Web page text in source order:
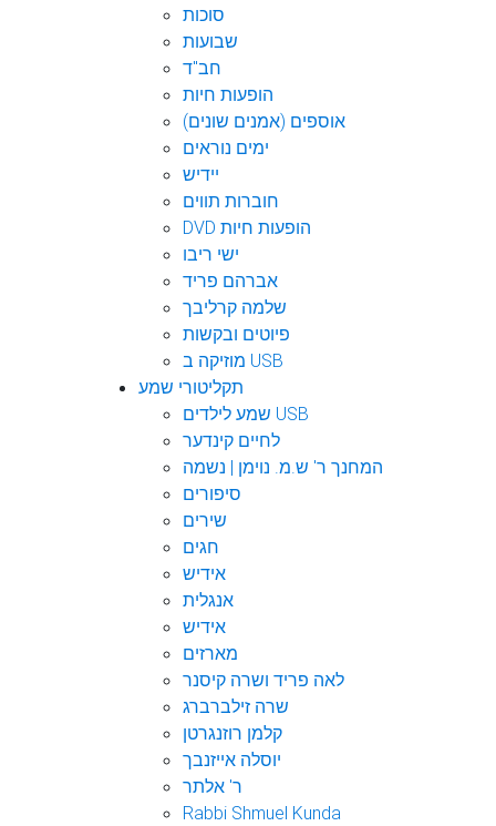
סוכות
שבועות
חב"ד
הופעות חיות
אוספים (אמנים שונים)
ימים נוראים
יידיש
חוברות תווים
DVD הופעות חיות
ישי ריבו
אברהם פריד
שלמה קרליבך
פיוטים ובקשות
מוזיקה ב USB
תקליטורי שמע
שמע לילדים USB
לחיים קינדער
המחנך ר' ש.מ. נוימן | נשמה
סיפורים
שירים
חגים
אידיש
אנגלית
אידיש
מארזים
לאה פריד ושרה קיסנר
שרה זילברברג
קלמן רוזנגרטן
יוסלה אייזנבך
ר' אלתר
Rabbi Shmuel Kunda